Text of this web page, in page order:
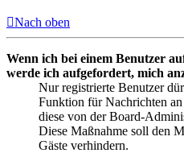
Nach oben
Wenn ich bei einem Benutzer
werde ich aufgefordert, mich
Nur registrierte Benutzer
Funktion für Nachrichten
diese von der Board-
Diese Maßnahme soll den
Gäste verhindern.